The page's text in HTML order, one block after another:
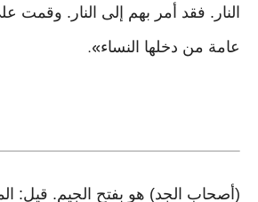
النار. فقد أمر بهم إلى النار. وقمت
عامة من دخلها النساء».
(أصحاب الجد) هو بفتح الجيم. قيل: